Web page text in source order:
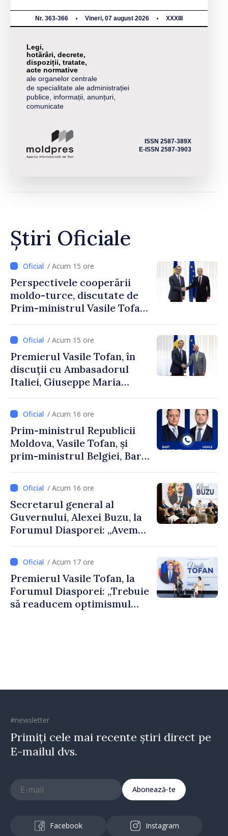
Nr. 363-366 Vineri, 07 august 2026 XXXIII
Legi,
hotărâri, decrete,
dispoziții, tratate,
acte normative
ale organelor centrale
de specialitate ale administrației
publice, informații, anunțuri,
comunicate
ISSN 2587-389X
E-ISSN 2587-3903
Știri Oficiale
/ Acum 15 ore
Perspectivele cooperării
moldo-turce, discutate de
Prim-ministrul Vasile Tofan
Uygar Mustafa Sertel
/ Acum 15 ore
Premierul Vasile Tofan, în
discuții cu Ambasadorul
Italiei, Giuseppe Maria
/ Acum 16 ore
Prim-ministrul Republicii
Moldova, Vasile Tofan, și
prim-ministrul Belgiei, Bart
despre parcursul european
al Republicii Moldova.
/ Acum 16 ore
Secretarul general al
Guvernului, Alexei Buzu, la
Forumul Diasporei: „Avem
dumneavoastră pentru a
construi comunități mai
puternice”
/ Acum 17 ore
Premierul Vasile Tofan, la
Forumul Diasporei: „Trebuie
să readucem optimismul
#newsletter
Primiți cele mai recente știri direct pe
E-mailul dvs.
Abonează-te
Facebook Instagram